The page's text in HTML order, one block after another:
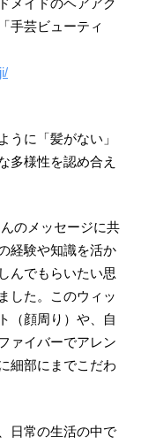
メイドのヘアアク
手芸ビューティ
に「髪がない」
多様性を認め合え
のメッセージに共
経験や知識を活か
んでもらいたい思
した。このウィッ
（顔周り）や、自
ァイバーでアレン
細部にまでこだわ
日常の生活の中で